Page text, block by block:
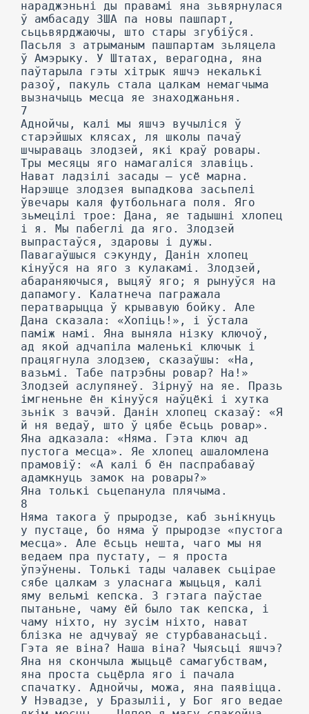
нараджэньні ды правамі яна зьвярнулася
ў амбасаду ЗША па новы пашпарт,
сьцьвярджаючы, што стары згубіўся.
Пасьля з атрыманым пашпартам зьляцела
ў Амэрыку. У Штатах, верагодна, яна
паўтарыла гэты хітрык яшчэ некалькі
разоў, пакуль стала цалкам немагчыма
вызначыць месца яе знаходжаньня.
7
Аднойчы, калі мы яшчэ вучыліся ў
старэйшых клясах, ля школы пачаў
шчыраваць злодзей, які краў ровары.
Тры месяцы яго намагаліся злавіць.
Нават ладзілі засады — усё марна.
Нарэшце злодзея выпадкова засьпелі
ўвечары каля футбольнага поля. Яго
зьмецілі трое: Дана, яе тадышні хлопец
і я. Мы пабеглі да яго. Злодзей
выпрастаўся, здаровы і дужы.
Павагаўшыся сэкунду, Данін хлопец
кінуўся на яго з кулакамі. Злодзей,
абараняючыся, выцяў яго; я рынуўся на
дапамогу. Калатнеча пагражала
ператварыцца ў крывавую бойку. Але
Дана сказала: «Хопіць!», і ўстала
паміж намі. Яна выняла нізку ключоў,
ад якой адчапіла маленькі ключык і
працягнула злодзею, сказаўшы: «На,
вазьмі. Табе патрэбны ровар? На!»
Злодзей аслупянеў. Зірнуў на яе. Празь
імгненьне ён кінуўся наўцёкі і хутка
зьнік з вачэй. Данін хлопец сказаў: «Я
й ня ведаў, што ў цябе ёсьць ровар».
Яна адказала: «Няма. Гэта ключ ад
пустога месца». Яе хлопец ашаломлена
прамовіў: «А калі б ён паспрабаваў
адамкнуць замок на ровары?»
Яна толькі сьцепанула плячыма.
8
Няма такога ў прыродзе, каб зьнікнуць
у пустаце, бо няма ў прыродзе «пустога
месца». Але ёсьць нешта, чаго мы ня
ведаем пра пустату, — я проста
ўпэўнены. Толькі тады чалавек сьцірае
сябе цалкам з уласнага жыцьця, калі
яму вельмі кепска. 3 гэтага паўстае
пытаньне, чаму ёй было так кепска, і
чаму ніхто, ну зусім ніхто, нават
блізка не адчуваў яе стурбаванасьці.
Гэта яе віна? Наша віна? Чыясьці яшчэ?
Яна ня скончыла жыцьцё самагубствам,
яна проста сьцёрла яго і пачала
спачатку. Аднойчы, можа, яна паявіцца.
У Нэвадзе, у Бразыліі, у Бог яго ведае